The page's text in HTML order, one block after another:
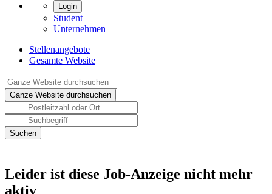
Login
Student
Unternehmen
Stellenangebote
Gesamte Website
Leider ist diese Job-Anzeige nicht mehr
aktiv